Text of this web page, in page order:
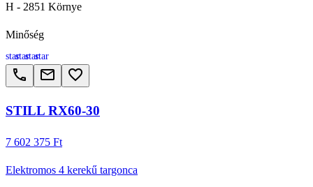
H - 2851 Környe
Minőség
starstarstarstar
call email favorite_border
STILL RX60-30
7 602 375 Ft
Elektromos 4 kerekű targonca